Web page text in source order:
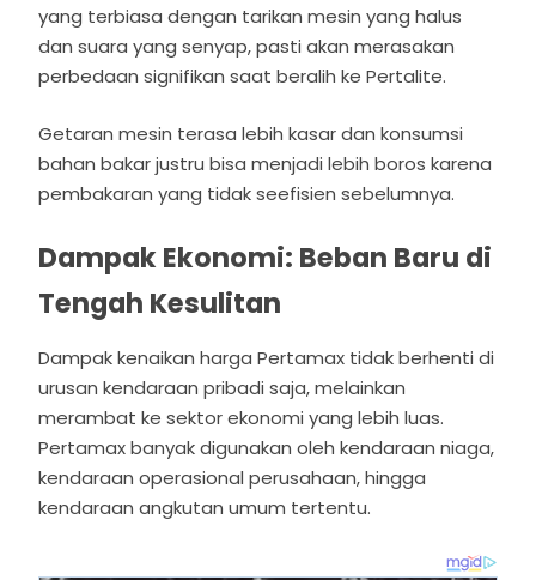
yang terbiasa dengan tarikan mesin yang halus
dan suara yang senyap, pasti akan merasakan
perbedaan signifikan saat beralih ke Pertalite.
Getaran mesin terasa lebih kasar dan konsumsi
bahan bakar justru bisa menjadi lebih boros karena
pembakaran yang tidak seefisien sebelumnya.
Dampak Ekonomi: Beban Baru di
Tengah Kesulitan
Dampak kenaikan harga Pertamax tidak berhenti di
urusan kendaraan pribadi saja, melainkan
merambat ke sektor ekonomi yang lebih luas.
Pertamax banyak digunakan oleh kendaraan niaga,
kendaraan operasional perusahaan, hingga
kendaraan angkutan umum tertentu.